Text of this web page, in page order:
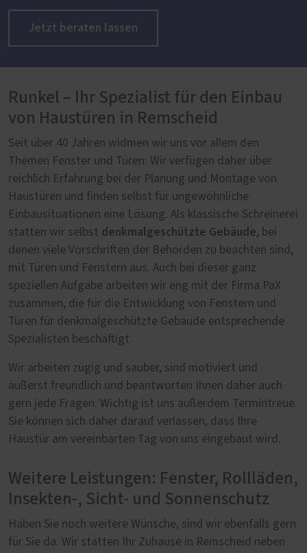
Jetzt beraten lassen
Runkel – Ihr Spezialist für den Einbau
von Haustüren in Remscheid
Seit über 40 Jahren widmen wir uns vor allem den
Themen Fenster und Türen: Wir verfügen daher über
reichlich Erfahrung bei der Planung und Montage von
Haustüren und finden selbst für ungewöhnliche
Einbausituationen eine Lösung. Als klassische Schreinerei
statten wir selbst denkmalgeschützte Gebäude, bei
denen viele Vorschriften der Behörden zu beachten sind,
mit Türen und Fenstern aus. Auch bei dieser ganz
speziellen Aufgabe arbeiten wir eng mit der Firma PaX
zusammen, die für die Entwicklung von Fenstern und
Türen für denkmalgeschützte Gebäude entsprechende
Spezialisten beschäftigt.
Wir arbeiten zügig und sauber, sind motiviert und
äußerst freundlich und beantworten Ihnen daher auch
gern jede Fragen. Wichtig ist uns außerdem Termintreue.
Sie können sich daher darauf verlassen, dass Ihre
Haustür am vereinbarten Tag von uns eingebaut wird.
Weitere Leistungen: Fenster, Rollläden,
Insekten-, Sicht- und Sonnenschutz
Haben Sie noch weitere Wünsche, sind wir ebenfalls gern
für Sie da. Wir statten Ihr Zuhause in Remscheid neben